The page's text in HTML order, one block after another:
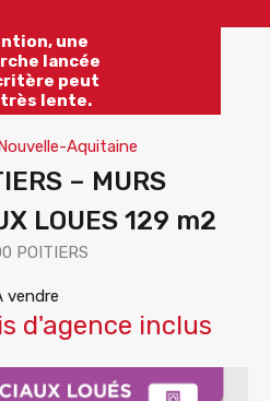
une
lancée
peut
lente.
Aquitaine
– MURS
LOUES 129 m2
POITIERS
vendre
d'agence inclus